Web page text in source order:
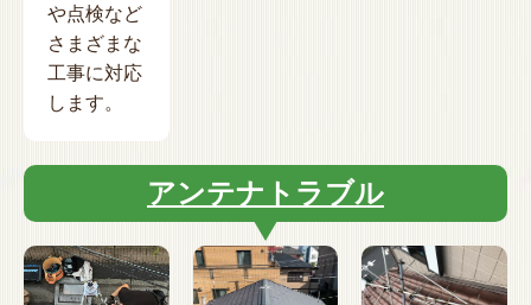
や点検など
さまざまな
工事に対応
します。
アンテナトラブル